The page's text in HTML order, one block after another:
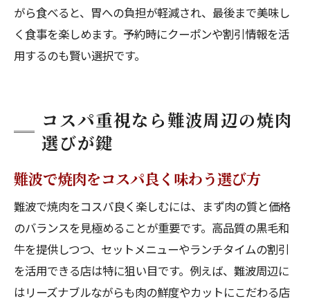
がら食べると、胃への負担が軽減され、最後まで美味し
く食事を楽しめます。予約時にクーポンや割引情報を活
用するのも賢い選択です。
コスパ重視なら難波周辺の焼肉
選びが鍵
難波で焼肉をコスパ良く味わう選び方
難波で焼肉をコスパ良く楽しむには、まず肉の質と価格
のバランスを見極めることが重要です。高品質の黒毛和
牛を提供しつつ、セットメニューやランチタイムの割引
を活用できる店は特に狙い目です。例えば、難波周辺に
はリーズナブルながらも肉の鮮度やカットにこだわる店